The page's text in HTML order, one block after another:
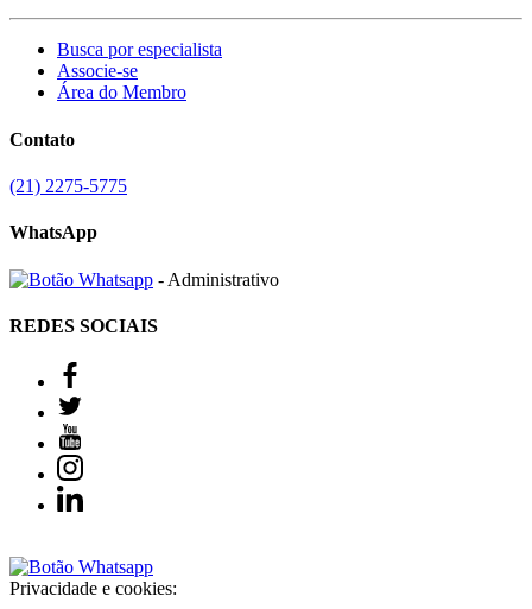
Busca por especialista
Associe-se
Área do Membro
Contato
(21) 2275-5775
WhatsApp
- Administrativo
REDES SOCIAIS
Privacidade e cookies: